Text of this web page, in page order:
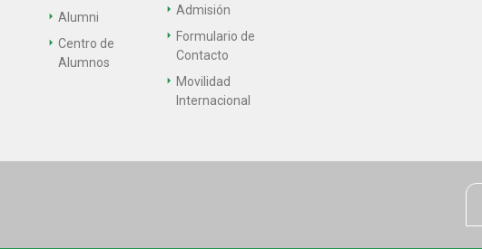
Alumni
Centro de
Alumnos
Admisión
Formulario de
Contacto
Movilidad
Internacional